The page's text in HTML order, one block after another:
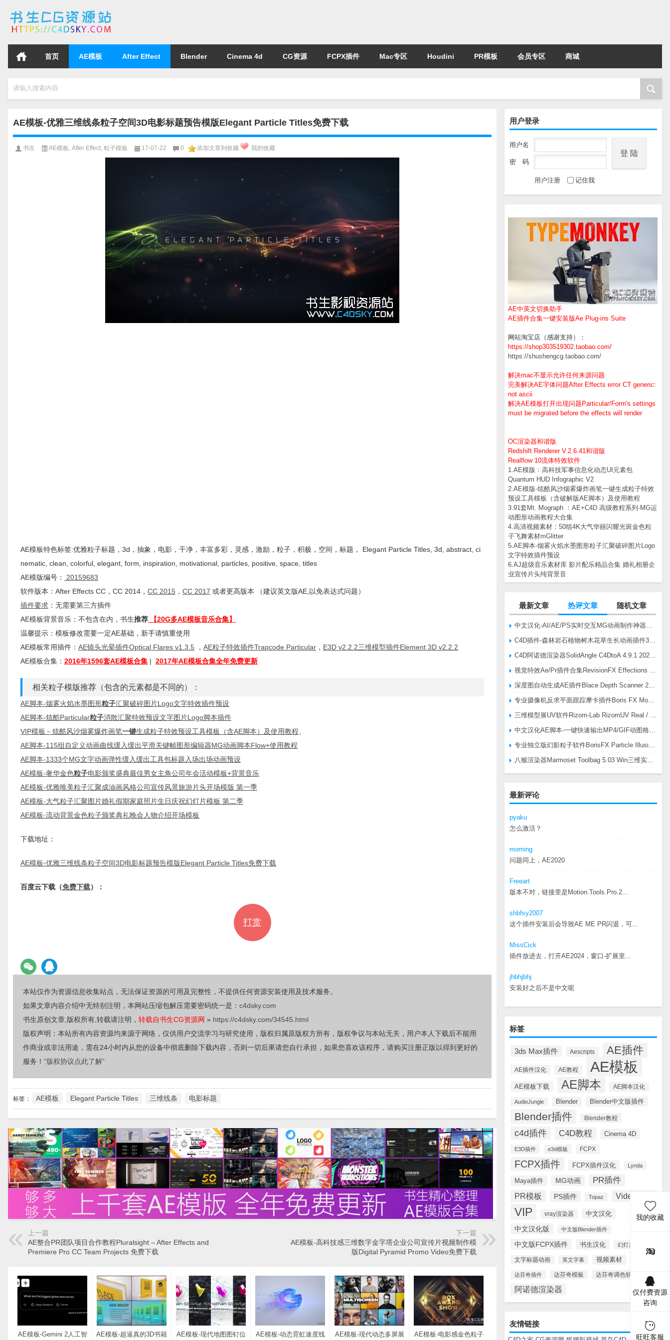
首页 AE模板 After Effect Blender Cinema 4d CG资源 FCPX插件 Mac专区 Houdini PR模板 会员专区 商城
请输入搜索内容
用户登录
用户名
密 码
用户注册 记住我
AE中英文切换助手
AE插件合集一键安装版Ae Plug-ins Suite
网站淘宝店（感谢支持）：
https://shop303519302.taobao.com/
https://shushengcg.taobao.com/
解决mac不显示允许任何来源问题
完美解决AE字体问题After Effects error CT generic:
not ascii
解决AE模板打开出现问题Particular/Form's settings
must be migrated before the effects will render
OC渲染器和谐版
Redshift Renderer V.2.6.41和谐版
Realflow 10流体特效软件
1.AE模版：高科技军事信息化动态UI元素包
Quantum HUD Infographic V2
2.AE模版-炫酷风沙烟雾爆炸画笔一键生成粒子特效
预设工具模板（含破解版AE脚本）及使用教程
3.91套Mt. Mograph ：AE+C4D 高级教程系列-MG运
动图形动画教程大合集
4.高清视频素材：50组4K大气华丽闪耀光斑金色粒
子飞舞素材mGlitter
5.AE脚本-烟雾火焰水墨图形粒子汇聚破碎图片Logo
文字特效插件预设
6.AJ超级音乐素材库 影片配乐精品合集 婚礼相册企
业宣传片头纯背景音
最新文章 热评文章 随机文章
最新评论
pyaku
怎么激活？
moming
问题同上，AE2020
Freeart
版本不对，链接里是Motion.Tools.Pro.2...
shbfsy2007
这个插件安装后会导致AE ME PR闪退，可...
MissCick
插件放进去，打开AE2024，窗口-扩展里...
jhbhjbhj
安装好之后不是中文呢
标签
3ds Max插件 Aescripts AE插件
AE插件汉化 AE教程 AE模板
AE模板下载 AE脚本 AE脚本汉化
AudioJungle Blender Blender中文版插件
Blender插件 Blender教程
c4d插件 C4D教程 Cinema 4D
E3D插件 e3d模板 FCPX
FCPX插件 FCPX插件汉化 Lynda
Maya插件 MG动画 PR插件
PR模板 PS插件 Topaz Videohive
VIP vray渲染器 中文汉化
中文汉化版 中文版Blender插件
中文版FCPX插件 书生汉化 幻灯片模板
文字标题动画 英文字幕 视频素材
达芬奇插件 达芬奇模板 达芬奇调色软件
阿诺德渲染器
友情链接
AE模板-优雅三维线条粒子空间3D电影标题预告模版Elegant Particle Titles免费下载
书生 AE模板 , After Effect, 粒子模板 17-07-22 0 添加文章到收藏 我的收藏
AE模板特色标签:优雅粒子标题，3d，抽象，电影，干净，丰富多彩，灵感，激励，粒子，积极，空间，标题， Elegant Particle Titles, 3d, abstract, ci
nematic, clean, colorful, elegant, form, inspiration, motivational, particles, positive, space, titles
AE模版编号：
20159683
软件版本： After Effects CC ，CC 2014， CC 2015 ， CC 2017 或者更高版本 （建议英文版AE,以免表达式问题）
插件要求 ：无需要第三方插件
AE模板背景音乐：不包含在内，书生推荐 【20G多AE模板音乐合集】
温馨提示：模板修改需要一定AE基础，新手请慎重使用
AE模板常用插件： AE镜头光晕插件Optical Flares v1.3.5 ， AE粒子特效插件Trapcode Particular ， E3D v2.2.2三维模型插件Element 3D v2.2.2
AE模板合集： 2016年1596套AE模板合集 | 2017年AE模板合集全年免费更新
相关粒子模版推荐（包含的元素都是不同的）：
AE脚本-烟雾火焰水墨图形粒子汇聚破碎图片Logo文字特效插件预设
AE脚本-炫酷Particular粒子消散汇聚特效预设文字图片Logo脚本插件
VIP模板－炫酷风沙烟雾爆炸画笔一键生成粒子特效预设工具模板（含AE脚本）及使用教程
AE脚本-115组自定义动画曲线缓入缓出平滑关键帧图形编辑器MG动画脚本Flow+使用教程
AE脚本-1333个MG文字动画弹性缓入缓出工具包标题入场出场动画预设
AE模板-奢华金色粒子电影颁奖盛典最佳男女主角公司年会活动模板+背景音乐
AE模板-优雅唯美粒子汇聚成油画风格公司宣传风景旅游片头开场模版 第一季
AE模板-大气粒子汇聚图片婚礼假期家庭照片生日庆祝幻灯片模板 第二季
AE模板-流动背景金色粒子颁奖典礼晚会人物介绍开场模板
下载地址：
AE模板-优雅三维线条粒子空间3D电影标题预告模版Elegant Particle Titles免费下载
百度云下载（免费下载）：
打赏
本站仅作为资源信息收集站点，无法保证资源的可用及完整性，不提供任何资源安装使用及技术服务。
如果文章内容介绍中无特别注明，本网站压缩包解压需要密码统一是： c4dsky.com
书生原创文章,版权所有,转载请注明， 转载自书生CG资源网 » https://c4dsky.com/34545.html
版权声明：本站所有内容资源均来源于网络，仅供用户交流学习与研究使用，版权归属原版权方所有，版权争议与本站无关，用户本人下载后不能用
作商业或非法用途，需在24小时内从您的设备中彻底删除下载内容，否则一切后果请您自行承担，如果您喜欢该程序，请购买注册正版以得到更好的
服务！ “版权协议点此了解”
标签： AE模板 Elegant Particle Titles 三维线条 电影标题
上一篇
AE整合PR团队项目合作教程Pluralsight – After Effects and
Premiere Pro CC Team Projects 免费下载
下一篇
AE模板-高科技感三维数字金字塔企业公司宣传片视频制作模
版Digital Pyramid Promo Video免费下载
AE模板-Gemini 2人工智
AE模板-超逼真的3D书籍
AE模板-现代地图图钉位
AE模板-动态霓虹速度线
AE模板-现代动态多屏展
AE模板-电影感金色粒子
我的收藏
仅付费资源
咨询
旺旺客服